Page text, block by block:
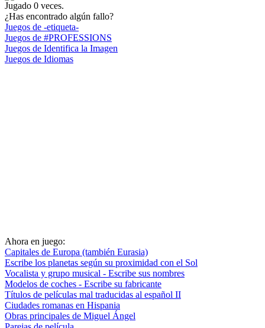
Jugado 0 veces.
¿Has encontrado algún fallo?
Juegos de -etiqueta-
Juegos de #PROFESSIONS
Juegos de Identifica la Imagen
Juegos de Idiomas
Ahora en juego:
Capitales de Europa (también Eurasia)
Escribe los planetas según su proximidad con el Sol
Vocalista y grupo musical - Escribe sus nombres
Modelos de coches - Escribe su fabricante
Títulos de películas mal traducidas al español II
Ciudades romanas en Hispania
Obras principales de Miguel Ángel